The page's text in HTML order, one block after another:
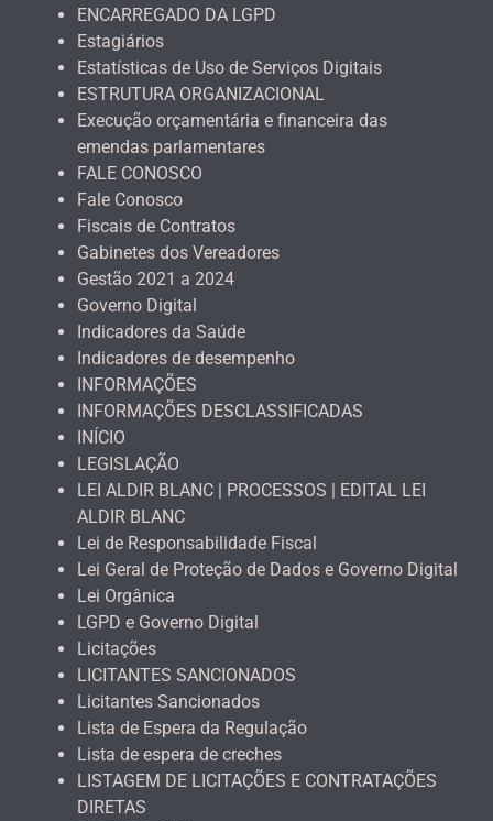
ENCARREGADO DA LGPD
Estagiários
Estatísticas de Uso de Serviços Digitais
ESTRUTURA ORGANIZACIONAL
Execução orçamentária e financeira das
emendas parlamentares
FALE CONOSCO
Fale Conosco
Fiscais de Contratos
Gabinetes dos Vereadores
Gestão 2021 a 2024
Governo Digital
Indicadores da Saúde
Indicadores de desempenho
INFORMAÇÕES
INFORMAÇÕES DESCLASSIFICADAS
INÍCIO
LEGISLAÇÃO
LEI ALDIR BLANC | PROCESSOS | EDITAL LEI
ALDIR BLANC
Lei de Responsabilidade Fiscal
Lei Geral de Proteção de Dados e Governo Digital
Lei Orgânica
LGPD e Governo Digital
Licitações
LICITANTES SANCIONADOS
Licitantes Sancionados
Lista de Espera da Regulação
Lista de espera de creches
LISTAGEM DE LICITAÇÕES E CONTRATAÇÕES
DIRETAS